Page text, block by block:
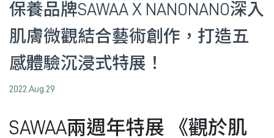
保養品牌SAWAA X NANONANO深入
肌膚微觀結合藝術創作，打造五
感體驗沉浸式特展！
2022.Aug.29
SAWAA兩週年特展 《觀於肌